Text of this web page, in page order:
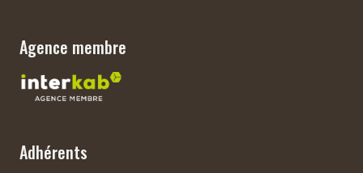
Agence membre
Adhérents